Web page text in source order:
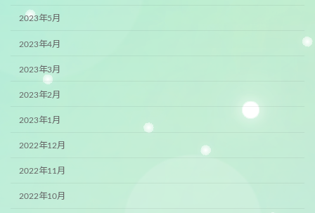
2023年5月
2023年4月
2023年3月
2023年2月
2023年1月
2022年12月
2022年11月
2022年10月